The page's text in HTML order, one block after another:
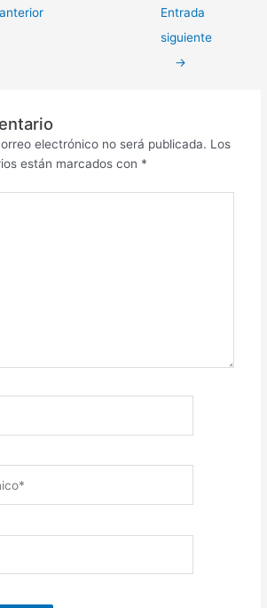
Entrada
siguiente
→
electrónico no será publicada. Los
están marcados con *